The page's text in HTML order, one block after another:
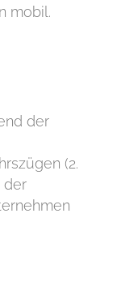
mobil.
der
(2.
der